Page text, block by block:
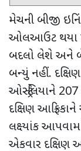
મેચની બીજી
ઓલઆઉટ થયા
બદલો લેશે અને
બન્યું નહીં.
ઓસ્ટ્રેલિયાને 207
દક્ષિણ
લક્ષ્યાંક
એકવાર દક્ષિણ